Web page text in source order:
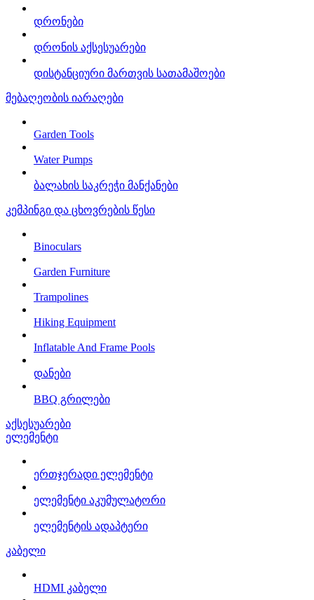
დრონები
დრონის აქსესუარები
დისტანციური მართვის სათამაშოები
მებაღეობის იარაღები
Garden Tools
Water Pumps
ბალახის საკრეჭი მანქანები
კემპინგი და ცხოვრების წესი
Binoculars
Garden Furniture
Trampolines
Hiking Equipment
Inflatable And Frame Pools
დანები
BBQ გრილები
აქსესუარები
ელემენტი
ერთჯერადი ელემენტი
ელემენტი აკუმულატორი
ელემენტის ადაპტერი
კაბელი
HDMI კაბელი